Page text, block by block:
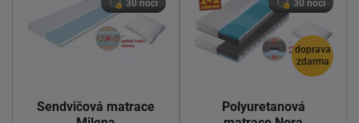
30 nocí
Sendvičová matrace
doprava
zdarma
30 nocí
Polyuretanová